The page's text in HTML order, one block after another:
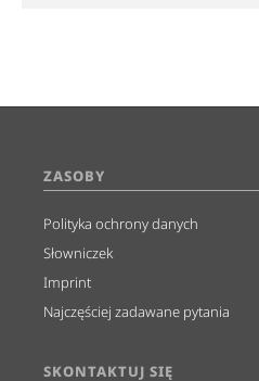
ZASOBY
Polityka ochrony danych
Słowniczek
Imprint
Najczęściej zadawane pytania
SKONTAKTUJ SIĘ